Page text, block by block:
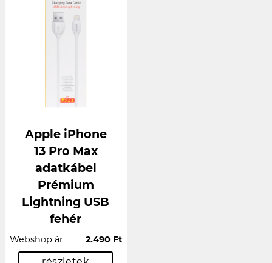
Apple iPhone
13 Pro Max
adatkábel
Prémium
Lightning USB
fehér
Webshop ár 2.490 Ft